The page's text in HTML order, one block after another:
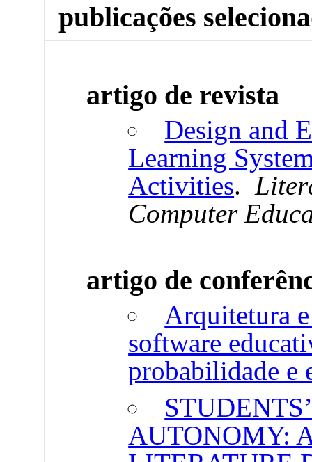
publicações
artigo de revista
Design and
Learning
Activities.
Computer
artigo de
Arquitetura
software
probabilidade e
AUTONOMY: